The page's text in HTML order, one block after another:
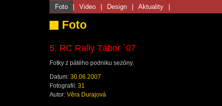
Foto Video Design Aktuality
Foto
5. RC Rally Tábor ´07
Fotky z pátého podniku sezóny.
Datum: 30.06.2007
Fotografií: 31
Autor: Věra Durajová